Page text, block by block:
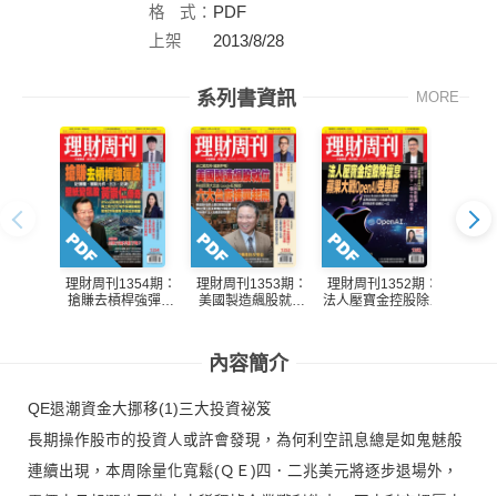
格
式： PDF
上架
2013/8/28
系列書資訊 MORE
理財周刊1354期：
搶賺去槓桿強彈股
理財周刊1353期：
美國製造飆股就位
理財周刊1352期：
法人壓寶金控股除權
內容簡介
QE退潮資金大挪移(1)三大投資祕笈
長期操作股市的投資人或許會發現，為何利空訊息總是如鬼魅般
連續出現，本周除量化寬鬆(ＱＥ)四．二兆美元將逐步退場外，